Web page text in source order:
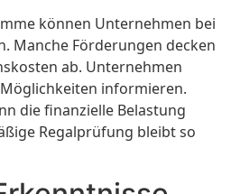
können Unternehmen bei
Manche Förderungen decken
ab. Unternehmen
informieren.
die finanzielle Belastung
Regalprüfung bleibt so